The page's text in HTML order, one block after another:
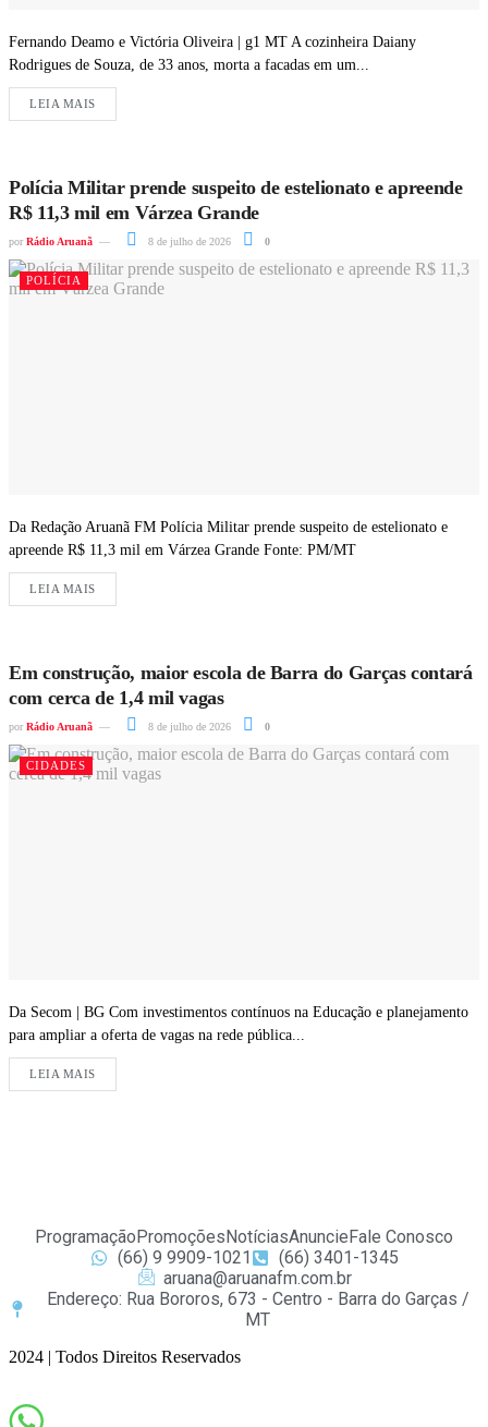
Fernando Deamo e Victória Oliveira | g1 MT A cozinheira Daiany
Rodrigues de Souza, de 33 anos, morta a facadas em um...
LEIA MAIS
Polícia Militar prende suspeito de estelionato e apreende
R$ 11,3 mil em Várzea Grande
por Rádio Aruanã 8 de julho de 2026 0
POLÍCIA
Da Redação Aruanã FM Polícia Militar prende suspeito de estelionato e
apreende R$ 11,3 mil em Várzea Grande Fonte: PM/MT
LEIA MAIS
Em construção, maior escola de Barra do Garças contará
com cerca de 1,4 mil vagas
por Rádio Aruanã 8 de julho de 2026 0
CIDADES
Da Secom | BG Com investimentos contínuos na Educação e planejamento
para ampliar a oferta de vagas na rede pública...
LEIA MAIS
ProgramaçãoPromoçõesNotíciasAnuncieFale Conosco
(66) 9 9909-1021
(66) 3401-1345
aruana@aruanafm.com.br
Endereço: Rua Bororos, 673 - Centro - Barra do Garças /
MT
2024 | Todos Direitos Reservados